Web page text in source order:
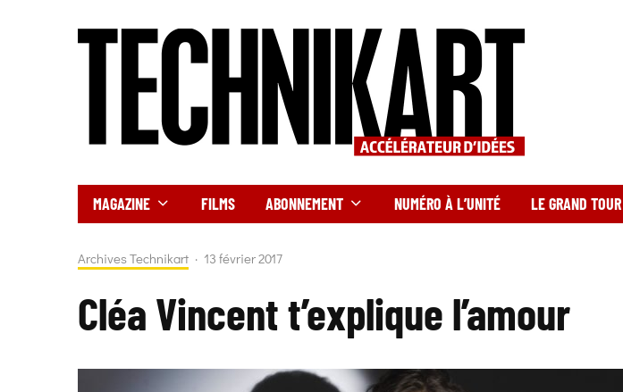
MAGAZINE FILMS ABONNEMENT NUMÉRO À L’UNITÉ LE GRAND TOUR
Archives Technikart · 13 février 2017
Cléa Vincent t’explique l’amour